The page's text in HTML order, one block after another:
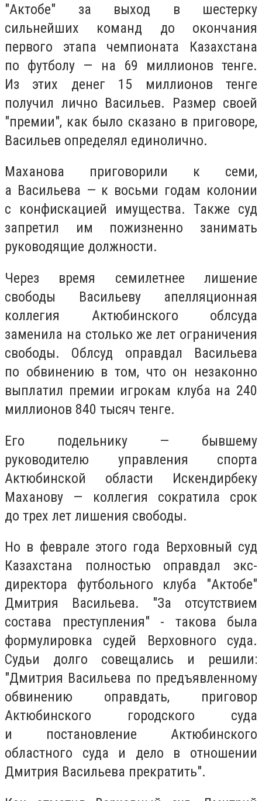
"Актобе" за выход в шестерку
сильнейших команд до окончания
первого этапа чемпионата Казахстана
по футболу — на 69 миллионов тенге.
Из этих денег 15 миллионов тенге
получил лично Васильев. Размер своей
"премии", как было сказано в приговоре,
Васильев определял единолично.
Маханова приговорили к семи,
а Васильева — к восьми годам колонии
с конфискацией имущества. Также суд
запретил им пожизненно занимать
руководящие должности.
Через время семилетнее лишение
свободы Васильеву апелляционная
коллегия Актюбинского облсуда
заменила на столько же лет ограничения
свободы. Облсуд оправдал Васильева
по обвинению в том, что он незаконно
выплатил премии игрокам клуба на 240
миллионов 840 тысяч тенге.
Его подельнику — бывшему
руководителю управления спорта
Актюбинской области Искендирбеку
Маханову — коллегия сократила срок
до трех лет лишения свободы.
Но в феврале этого года Верховный суд
Казахстана полностью оправдал экс-
директора футбольного клуба "Актобе"
Дмитрия Васильева. "За отсутствием
состава преступления" - такова была
формулировка судей Верховного суда.
Судьи долго совещались и решили:
"Дмитрия Васильева по предъявленному
обвинению оправдать, приговор
Актюбинского городского суда
и постановление Актюбинского
областного суда и дело в отношении
Дмитрия Васильева прекратить".